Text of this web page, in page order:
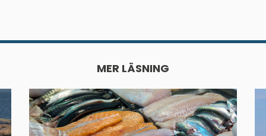
MER LÄSNING